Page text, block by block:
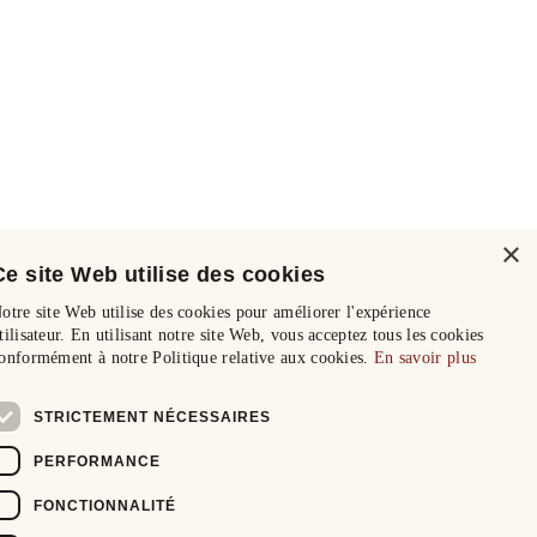
×
site Web utilise des cookies
site Web utilise des cookies pour améliorer l'expérience
En utilisant notre site Web, vous acceptez tous les cookies
à notre Politique relative aux cookies. En savoir plus
STRICTEMENT NÉCESSAIRES
PERFORMANCE
FONCTIONNALITÉ